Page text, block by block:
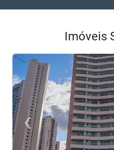
Imóveis
<<< <
‹
Previous